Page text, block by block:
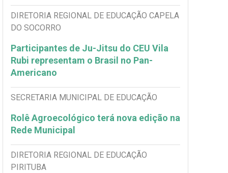
DIRETORIA REGIONAL DE EDUCAÇÃO CAPELA
DO SOCORRO
Participantes de Ju-Jitsu do CEU Vila
Rubi representam o Brasil no Pan-
Americano
SECRETARIA MUNICIPAL DE EDUCAÇÃO
Rolê Agroecológico terá nova edição na
Rede Municipal
DIRETORIA REGIONAL DE EDUCAÇÃO
PIRITUBA